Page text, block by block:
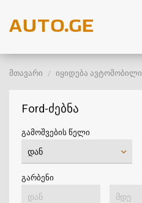
მთავარი იყიდება ავტომობილი
Ford-ძებნა
გამოშვების წელი
გარბენი